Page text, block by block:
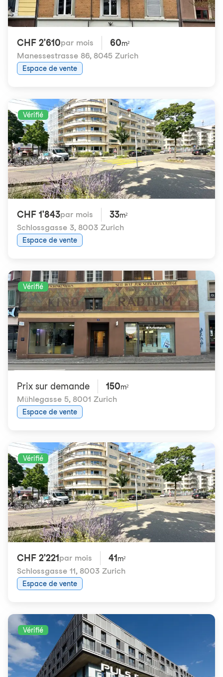
CHF 2'610par mois 60m²
Manessestrasse 86, 8045 Zurich
Espace de vente
Vérifié
CHF 1'843par mois 33m²
Schlossgasse 3, 8003 Zurich
Espace de vente
Vérifié
Prix ​​sur demande 150m²
Mühlegasse 5, 8001 Zurich
Espace de vente
Vérifié
CHF 2'221 par mois 41 m²
Schlossgasse 11, 8003 Zurich
Espace de vente
Vérifié